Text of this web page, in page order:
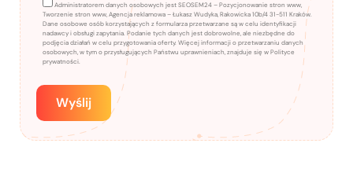
Administratorem danych osobowych jest SEOSEM24 – Pozycjonowanie stron www,
Tworzenie stron www, Agencja reklamowa – Łukasz Wudyka, Rakowicka 10b/4 31-511 Kraków.
Dane osobowe osób korzystających z formularza przetwarzane są w celu identyfikacji
nadawcy i obsługi zapytania. Podanie tych danych jest dobrowolne, ale niezbędne do
podjęcia działań w celu przygotowania oferty. Więcej informacji o przetwarzaniu danych
osobowych, w tym o przysługujących Państwu uprawnieniach, znajduje się w Polityce
prywatności.